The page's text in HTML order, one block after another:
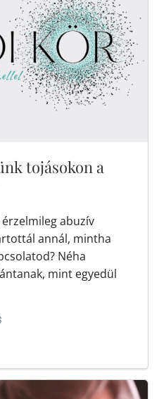
tojásokon a
abuzív
annál, mintha
Néha
mint egyedül